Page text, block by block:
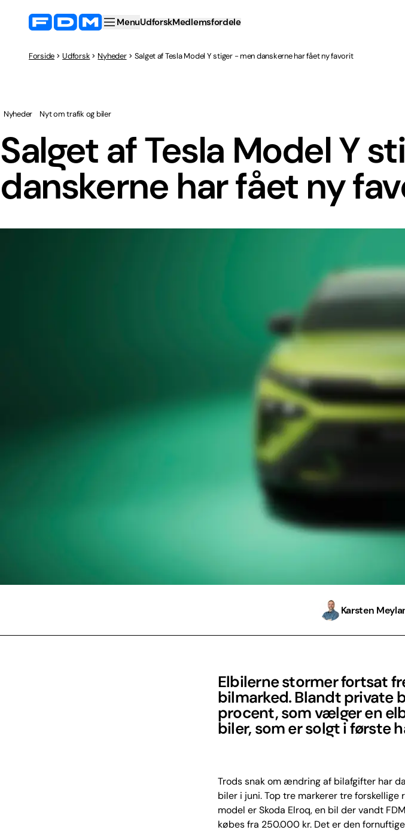
MenuUdforskMedlemsfordele
Forside Udforsk Nyheder Salget af Tesla Model Y stiger - men danskerne har fået ny favorit
Salget af Tesla Model Y
danskerne har fået ny
Nyheder Nyt om trafik og biler
Karsten
Elbilerne stormer fortsat
bilmarked. Blandt private
procent, som vælger en
biler, som er solgt i første
Trods snak om ændring af bilafgifter har
biler i juni. Top tre markerer tre
model er Skoda Elroq, en bil der vandt
købes fra 250.000 kr. Det er den